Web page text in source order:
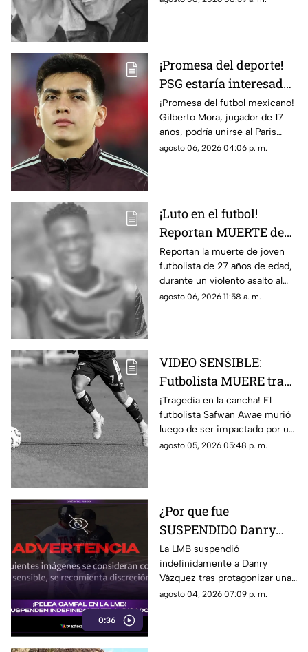
¡Promesa del deporte!
PSG estaría interesado
en Gilberto Mora meses
antes de cumplir 18
años
¡Promesa del futbol mexicano!
Gilberto Mora, jugador de 17
años, podría unirse al Paris
Saint-Germain. Conoce los
agosto 06, 2026 04:06 p. m.
¡Luto en el futbol!
Reportan MUERTE de
famoso FUTBOLISTA a
los 27 años durante
ASALTO; esto se sabe
Reportan la muerte de joven
futbolista de 27 años de edad,
durante un violento asalto al
que se resistió, te damos los
agosto 06, 2026 11:58 a. m.
VIDEO SENSIBLE:
Futbolista MUERE tras
ser impactado por un
rayo en pleno partido;
así ocurrió
¡Tragedia en la cancha! El
futbolista Safwan Awae murió
luego de ser impactado por un
rayo. Conoce los detalles.
agosto 05, 2026 05:48 p. m.
0:36
¿Por que fue
SUSPENDIDO Danry
Vázquez de la LMB?
Filtran video de la
BRUTAL agresión
La LMB suspendió
indefinidamente a Danry
Vázquez tras protagonizar una
pelea campal, en la cual un
agosto 04, 2026 07:09 p. m.